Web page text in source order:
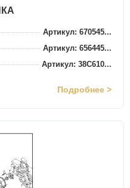
Артикул: 670545...
Артикул: 656445...
Артикул: 38C610...
Подробнее >